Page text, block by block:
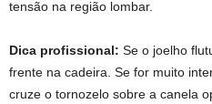
tensão na região lombar.
Dica profissional: Se o joelho
frente na cadeira. Se for muito
cruze o tornozelo sobre a canela